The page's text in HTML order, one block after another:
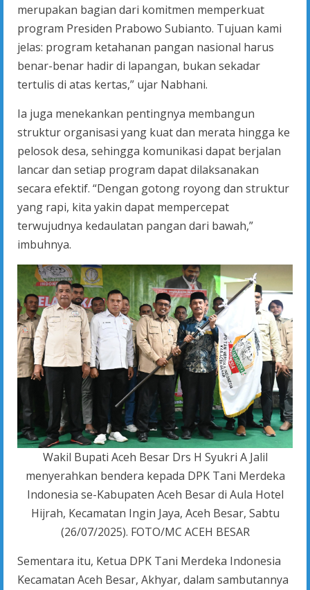
merupakan bagian dari komitmen memperkuat
program Presiden Prabowo Subianto. Tujuan kami
jelas: program ketahanan pangan nasional harus
benar-benar hadir di lapangan, bukan sekadar
tertulis di atas kertas,” ujar Nabhani.
Ia juga menekankan pentingnya membangun
struktur organisasi yang kuat dan merata hingga ke
pelosok desa, sehingga komunikasi dapat berjalan
lancar dan setiap program dapat dilaksanakan
secara efektif. “Dengan gotong royong dan struktur
yang rapi, kita yakin dapat mempercepat
terwujudnya kedaulatan pangan dari bawah,”
imbuhnya.
Wakil Bupati Aceh Besar Drs H Syukri A Jalil
menyerahkan bendera kepada DPK Tani Merdeka
Indonesia se-Kabupaten Aceh Besar di Aula Hotel
Hijrah, Kecamatan Ingin Jaya, Aceh Besar, Sabtu
(26/07/2025). FOTO/MC ACEH BESAR
Sementara itu, Ketua DPK Tani Merdeka Indonesia
Kecamatan Aceh Besar, Akhyar, dalam sambutannya